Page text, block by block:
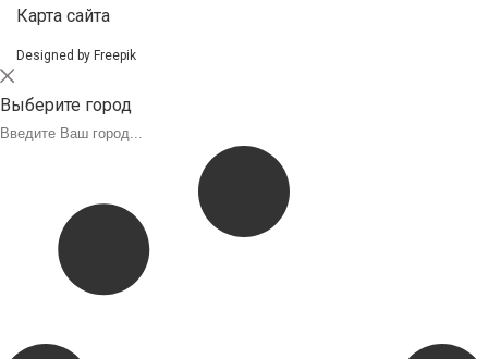
Карта сайта
Designed by Freepik
Выберите город